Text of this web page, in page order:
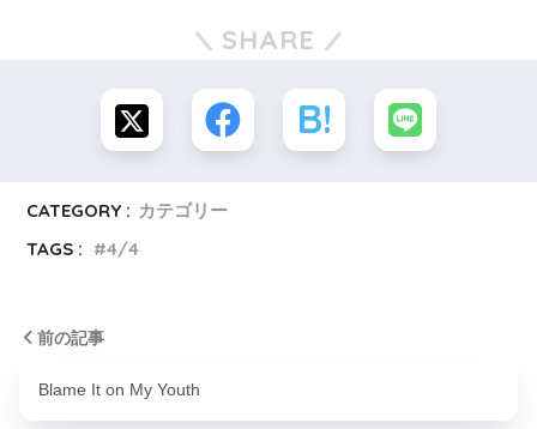
SHARE
CATEGORY : カテゴリー
TAGS :
4/4
前の記事
Blame It on My Youth